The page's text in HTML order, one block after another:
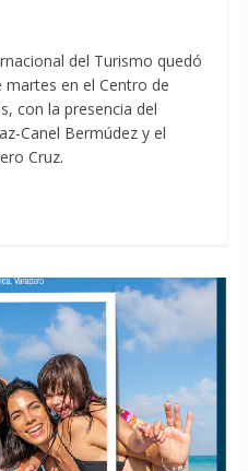
del Turismo quedó
en el Centro de
con la presencia del
Canel Bermúdez y el
Cruz.